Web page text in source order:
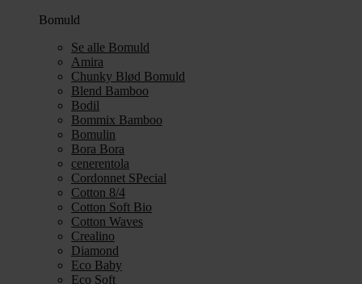
Bomuld
Se alle Bomuld
Amira
Chunky Blød Bomuld
Blend Bamboo
Bodil
Bommix Bamboo
Bomulin
Bora Bora
cenerentola
Cordonnet SPecial
Cotton 8/4
Cotton Soft Bio
Cotton Waves
Crealino
Diamond
Eco Baby
Eco Soft